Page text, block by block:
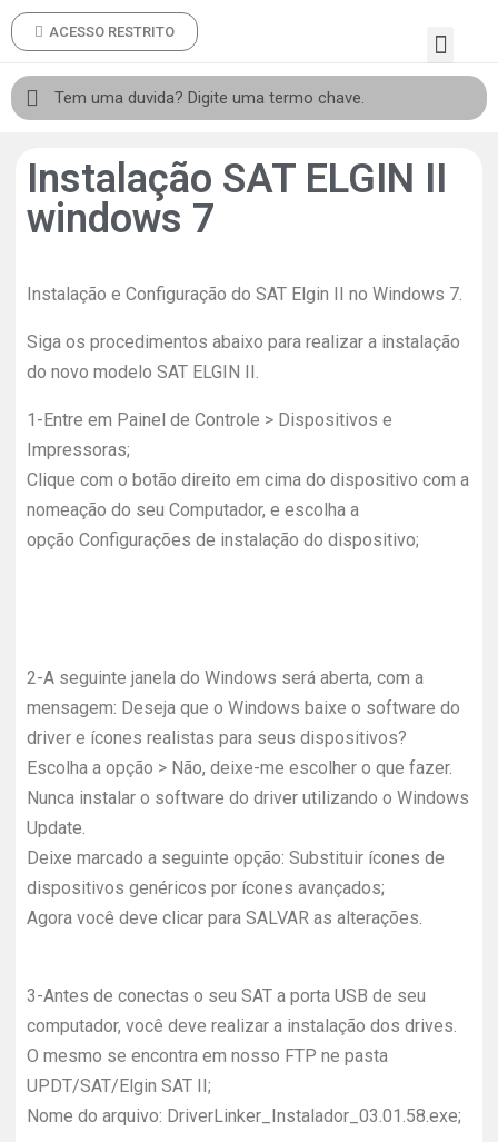
ACESSO RESTRITO
Instalação SAT ELGIN II
windows 7
Instalação e Configuração do SAT Elgin II no Windows 7.
Siga os procedimentos abaixo para realizar a instalação
do novo modelo SAT ELGIN II.
1-Entre em Painel de Controle > Dispositivos e
Impressoras;
Clique com o botão direito em cima do dispositivo com a
nomeação do seu Computador, e escolha a
opção Configurações de instalação do dispositivo;
2-A seguinte janela do Windows será aberta, com a
mensagem: Deseja que o Windows baixe o software do
driver e ícones realistas para seus dispositivos?
Escolha a opção > Não, deixe-me escolher o que fazer.
Nunca instalar o software do driver utilizando o Windows
Update.
Deixe marcado a seguinte opção: Substituir ícones de
dispositivos genéricos por ícones avançados;
Agora você deve clicar para SALVAR as alterações.
3-Antes de conectas o seu SAT a porta USB de seu
computador, você deve realizar a instalação dos drives.
O mesmo se encontra em nosso FTP ne pasta
UPDT/SAT/Elgin SAT II;
Nome do arquivo: DriverLinker_Instalador_03.01.58.exe;